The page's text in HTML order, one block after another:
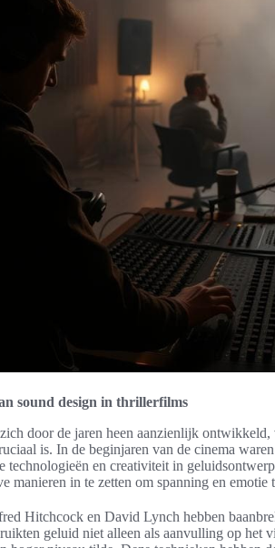
sound design in thrillerfilms
door de jaren heen aanzienlijk
is. In de beginjaren van de cinema
technologieën en creativiteit in
manieren in te zetten om spanning en emotie
Hitchcock en David Lynch hebben
geluid niet alleen als aanvulling op het